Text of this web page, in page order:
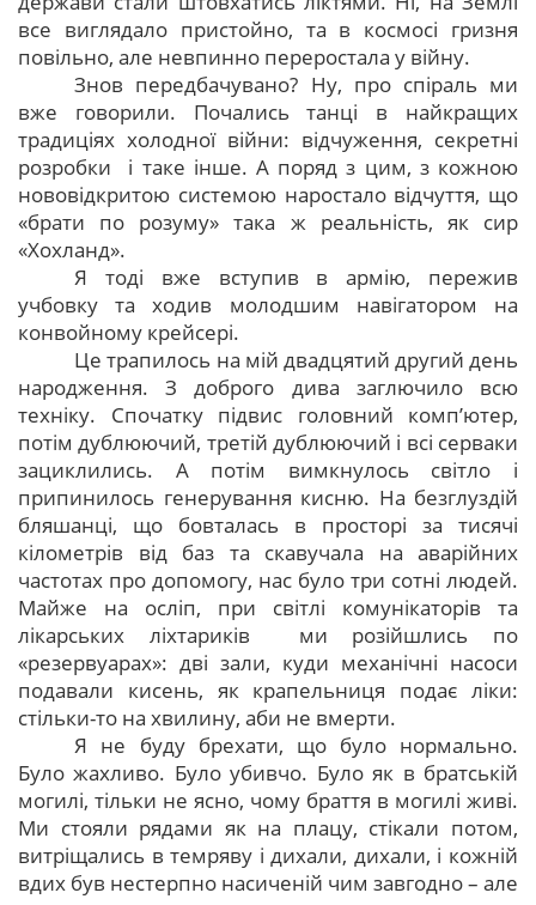
все виглядало пристойно, та в космосі гризня
повільно, але невпинно переростала у війну.
Знов передбачувано? Ну, про спіраль ми
вже говорили. Почались танці в найкращих
традиціях холодної війни: відчуження, секретні
розробки і таке інше. А поряд з цим, з кожною
нововідкритою системою наростало відчуття, що
«брати по розуму» така ж реальність, як сир
«Хохланд».
Я тоді вже вступив в армію, пережив
учбовку та ходив молодшим навігатором на
конвойному крейсері.
Це трапилось на мій двадцятий другий день
народження. З доброго дива заглючило всю
техніку. Спочатку підвис головний комп’ютер,
потім дублюючий, третій дублюючий і всі серваки
зациклились. А потім вимкнулось світло і
припинилось генерування кисню. На безглуздій
бляшанці, що бовталась в просторі за тисячі
кілометрів від баз та скавучала на аварійних
частотах про допомогу, нас було три сотні людей.
Майже на осліп, при світлі комунікаторів та
лікарських ліхтариків ми розійшлись по
«резервуарах»: дві зали, куди механічні насоси
подавали кисень, як крапельниця подає ліки:
стільки-то на хвилину, аби не вмерти.
Я не буду брехати, що було нормально.
Було жахливо. Було убивчо. Було як в братській
могилі, тільки не ясно, чому браття в могилі живі.
Ми стояли рядами як на плацу, стікали потом,
витріщались в темряву і дихали, дихали, і кожній
вдих був нестерпно насиченій чим завгодно – але